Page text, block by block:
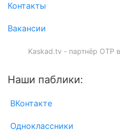
Контакты
Вакансии
Kaskad.tv - партнёр ОТР
Наши паблики:
ВКонтакте
Одноклассники